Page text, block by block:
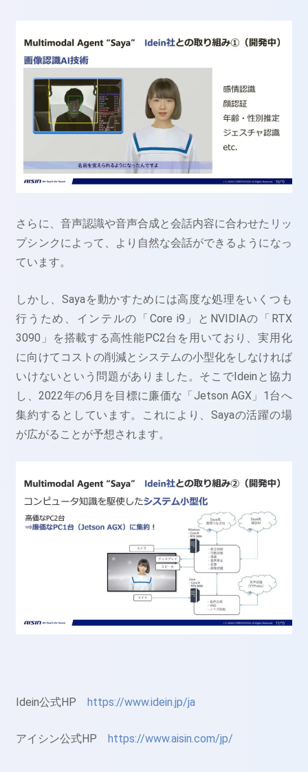
さらに、音声認識や音声合成と会話内容に合わせたリッ
プシンクによって、より自然な会話ができるようになっ
ています。
しかし、Sayaを動かすためには高度な処理をいくつも
行うため、インテルの「Core i9」とNVIDIAの「RTX
3090」を搭載する高性能PC2台を用いており、実用化
に向けてコストの削減とシステムの小型化をしなければ
いけないという問題がありました。そこでIdeinと協力
し、2022年の6月を目標に廉価な「Jetson AGX」1台へ
集約するとしています。これにより、Sayaの活躍の場
が広がることが予想されます。
Idein公式HPhttps://www.idein.jp/ja
アイシン公式HP https://www.aisin.com/jp/